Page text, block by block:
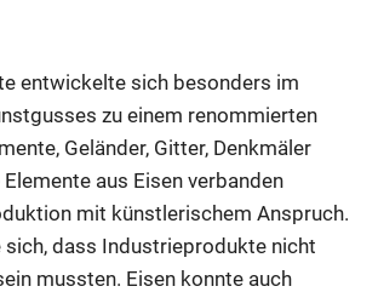
entwickelte sich besonders im
zu einem renommierten
Geländer, Gitter, Denkmäler
aus Eisen verbanden
mit künstlerischem Anspruch.
sich, dass Industrieprodukte nicht
mussten. Eisen konnte auch